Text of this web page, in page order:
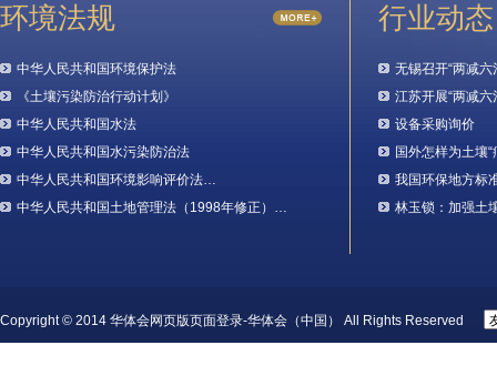
环境法规
中华人民共和国环境保护法
《土壤污染防治行动计划》
中华人民共和国水法
中华人民共和国水污染防治法
中华人民共和国环境影响评价法…
中华人民共和国土地管理法（1998年修正）…
行业动态
无锡召开“两减
江苏开展“两减
设备采购询价
国外怎样为土壤“
我国环保地方标
林玉锁：加强土
Copyright © 2014 华体会网页版页面登录-华体会（中国） All Rights Reserved